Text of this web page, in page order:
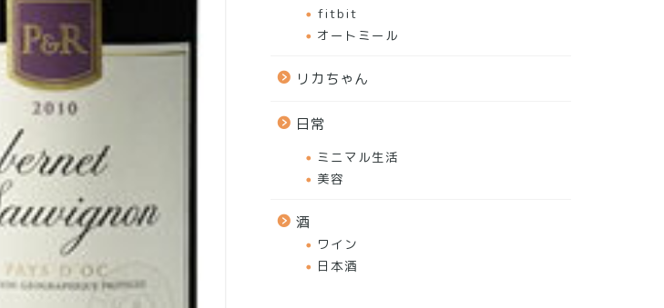
fitbit
オートミール
リカちゃん
日常
ミニマル生活
美容
酒
ワイン
日本酒